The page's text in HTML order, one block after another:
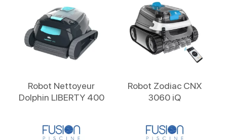
Robot Nettoyeur
Dolphin LIBERTY 400
Robot Zodiac CNX
3060 iQ